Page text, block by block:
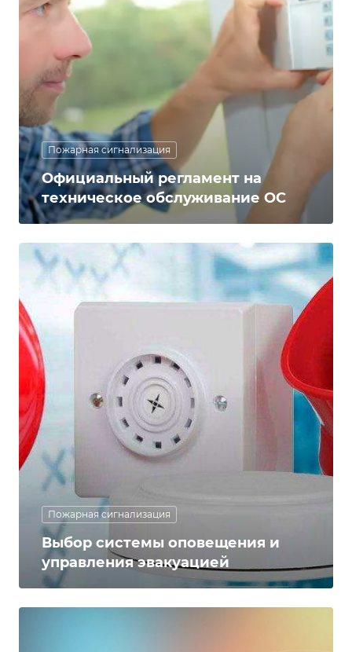
Пожарная сигнализация
Официальный регламент на
техническое обслуживание ОС
Пожарная сигнализация
Выбор системы оповещения и
управления эвакуацией